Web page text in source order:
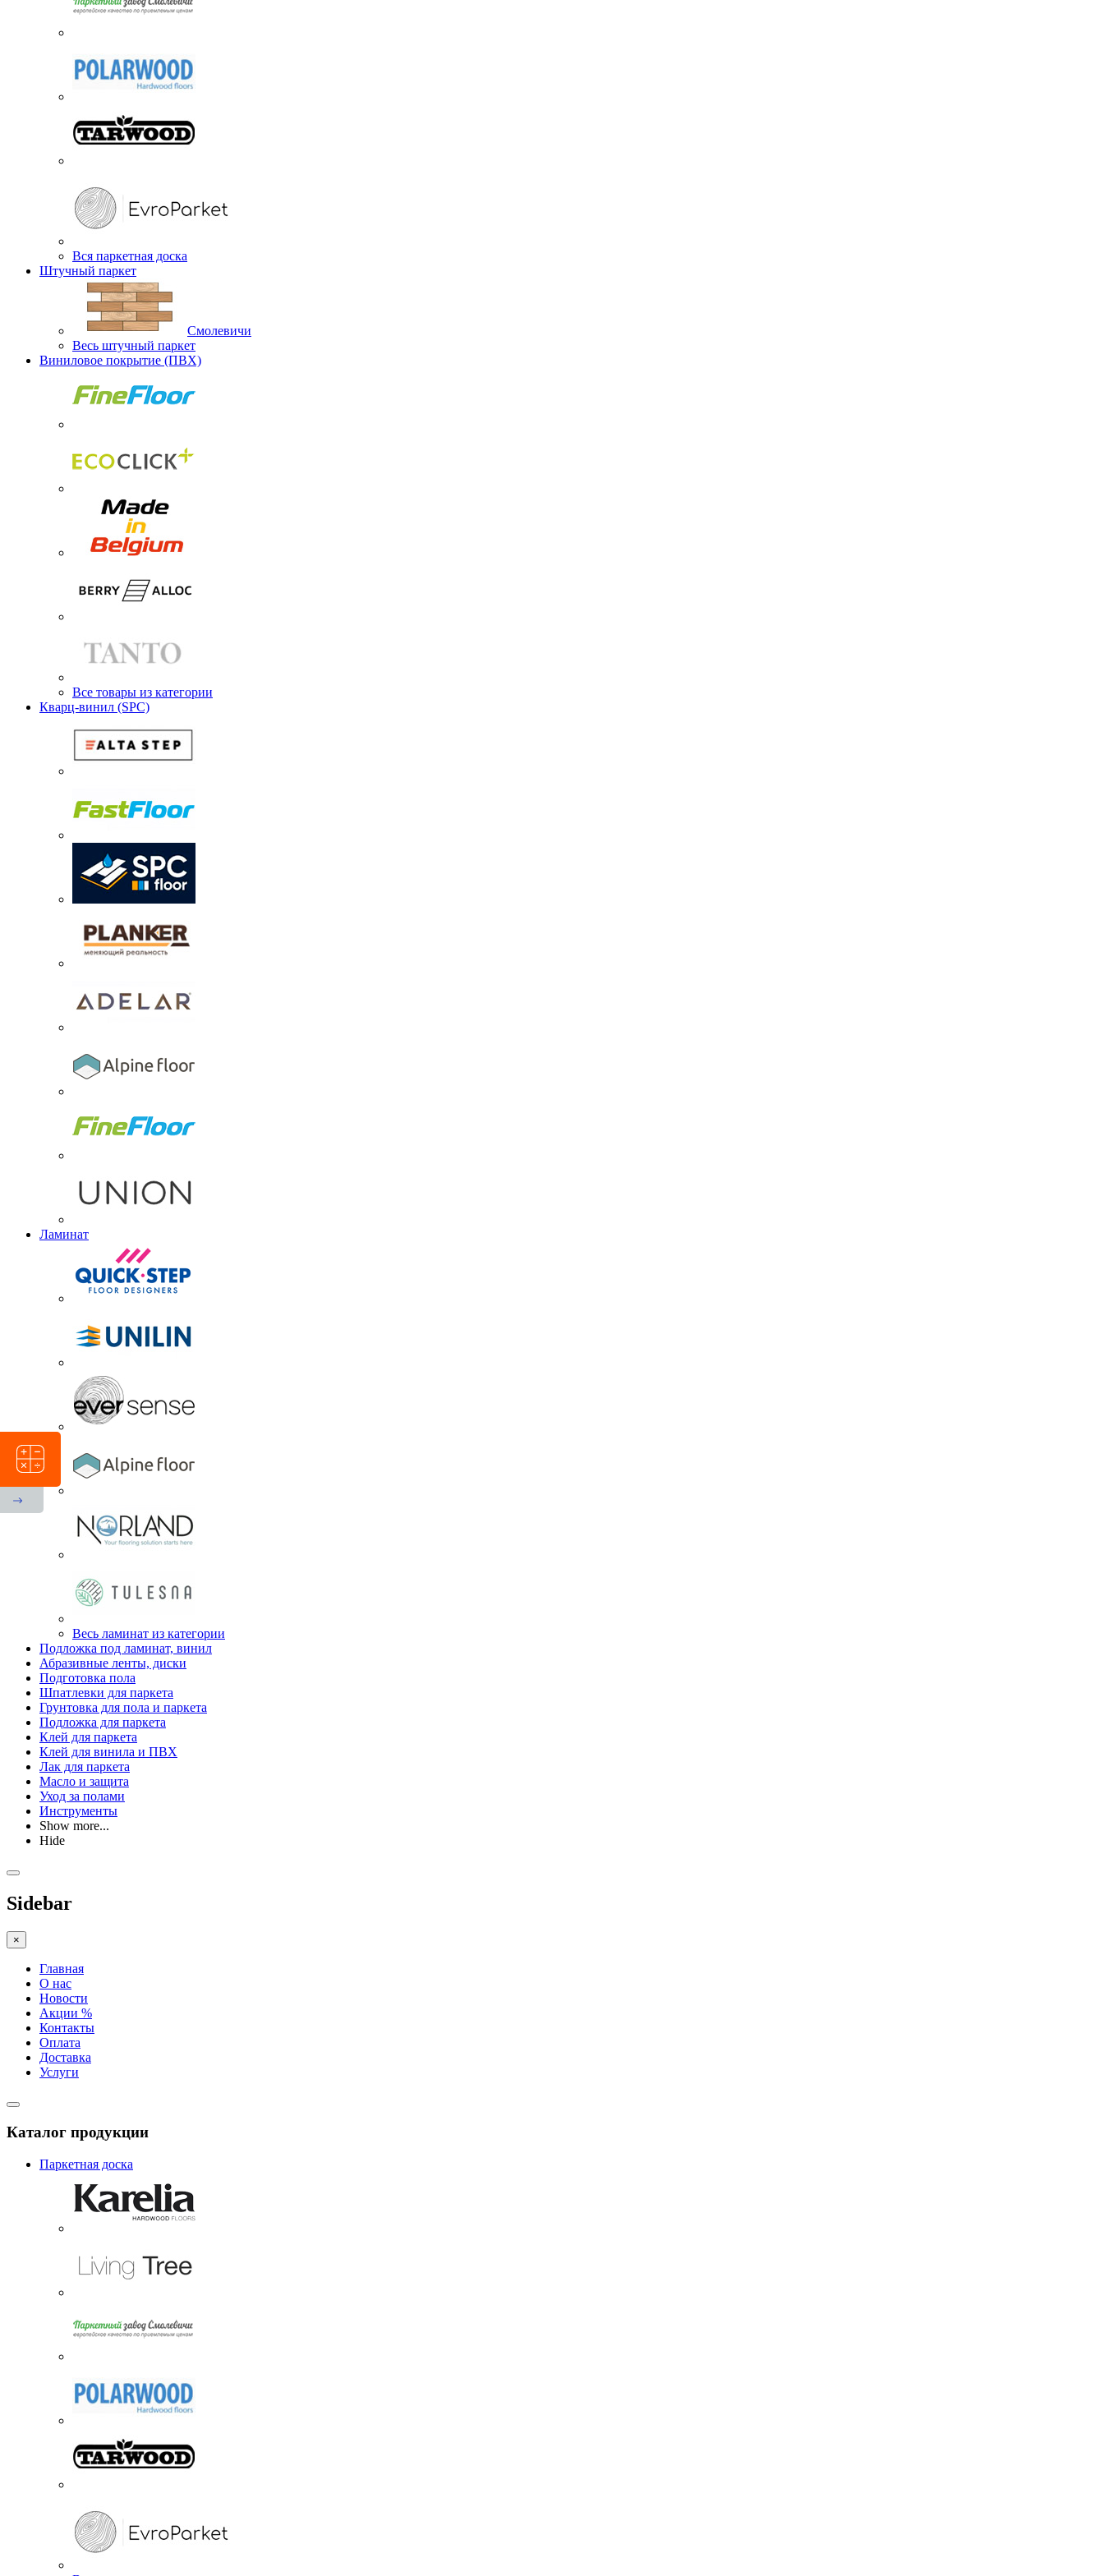
Вся паркетная доска
Штучный паркет
Смолевичи
Весь штучный паркет
Виниловое покрытие (ПВХ)
Все товары из категории
Кварц-винил (SPC)
Ламинат
Весь ламинат из категории
Подложка под ламинат, винил
Абразивные ленты, диски
Подготовка пола
Шпатлевки для паркета
Грунтовка для пола и паркета
Подложка для паркета
Клей для паркета
Клей для винила и ПВХ
Лак для паркета
Масло и защита
Уход за полами
Инструменты
Show more...
Hide
Sidebar
×
Главная
О нас
Новости
Акции %
Контакты
Оплата
Доставка
Услуги
Каталог продукции
Паркетная доска